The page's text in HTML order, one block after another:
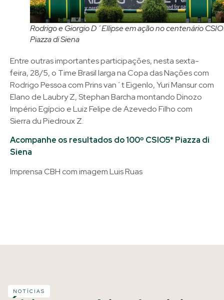
Rodrigo e Giorgio D´Ellipse em ação no centenário
Piazza di Siena
Entre outras importantes participações, nesta sexta-
feira, 28/5, o Time Brasil larga na Copa das Nações com
Rodrigo Pessoa com Prins van´t Eigenlo, Yuri Mansur com
Elano de Laubry Z, Stephan Barcha montando Dinozo
Império Egípcio e Luiz Felipe de Azevedo Filho com
Sierra du Piedroux Z.
Acompanhe os resultados do 100º CSIO5* Piazza di
Siena
Imprensa CBH com imagem Luis Ruas
NOTÍCIAS